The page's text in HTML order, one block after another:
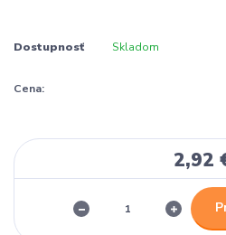
Dostupnosť Skladom
Cena:
2,92